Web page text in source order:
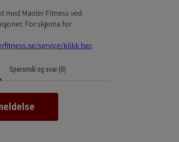
med Master Fitness ved
For skjema for
service/klikk her.
Spørsmål og svar (0)